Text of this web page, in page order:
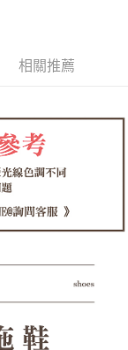
「AFTEE先享後付」
。
，可透過四大超商／
成。
，需透過AFTEE先享
繫「AFTEE先享後付
home
後付」服務完成之交
相關給付款項請求債
相關推薦